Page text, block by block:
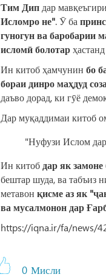
Тим Дип дар
Исломро не". Ӯ ба
гуногун ва баробарии
исломӣ болотар
Ин китоб ҳамчунин бо
бораи динро маҳдуд
даъво дорад, ки гӯё
Дар муқаддимаи китоб
"Нуфузи Ислом дар
Ин китоб дар як
бештар шуда, ва табъиз
метавон қисме аз як
ва мусалмонон дар
https://iqna.ir/fa/news/
0 Мисли